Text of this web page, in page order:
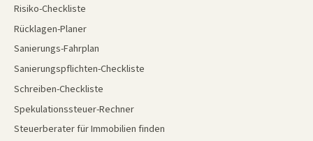
Risiko-Checkliste
Rücklagen-Planer
Sanierungs-Fahrplan
Sanierungspflichten-Checkliste
Schreiben-Checkliste
Spekulationssteuer-Rechner
Steuerberater für Immobilien finden